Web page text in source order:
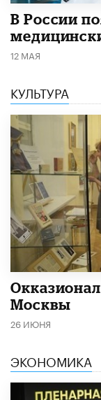
В России
12 МАЯ
КУЛЬТУРА
Москвы
26 ИЮНЯ
ЭКОНОМИКА